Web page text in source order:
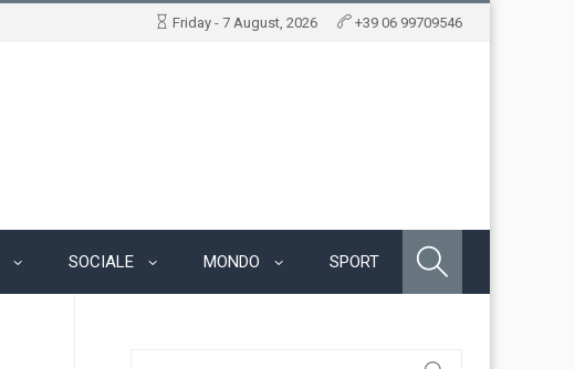
Friday - 7 August, 2026 +39 06 99709546
SOCIALE MONDO SPORT